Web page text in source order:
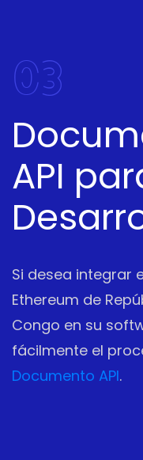
03
API
Si desea integrar
Ethereum de
Congo en su
fácilmente el
Documento API.